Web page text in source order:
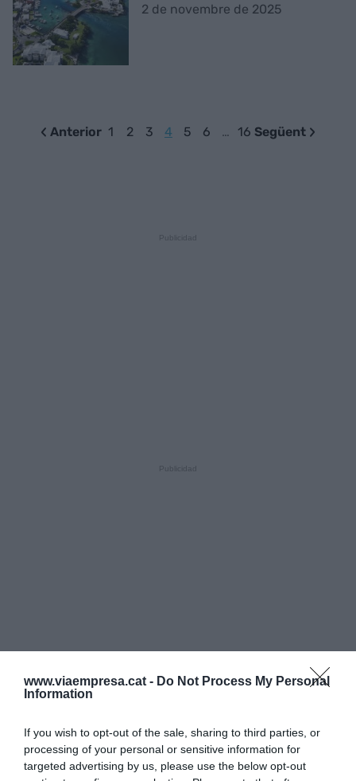
www.viaempresa.cat - Do Not Process My Personal
Information
If you wish to opt-out of the sale, sharing to third parties, or
processing of your personal or sensitive information for
targeted advertising by us, please use the below opt-out
2 de novembre de 2025
Anterior 1 2 3 4 5 6 … 16 Següent